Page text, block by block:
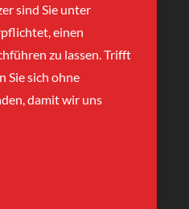
sind Sie unter
einen
zu lassen. Trifft
Sie sich ohne
damit wir uns